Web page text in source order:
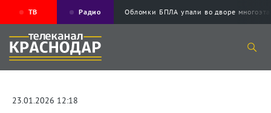
ТВ Радио Обломки БПЛА упали во дворе
23.01.2026 12:18